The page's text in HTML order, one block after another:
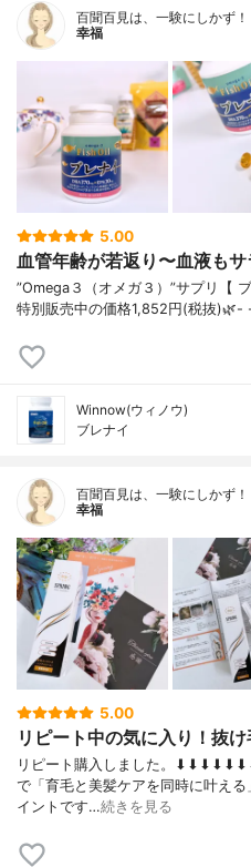
百聞百見は、一験にしかず！
幸福
5.00
血管年齢が若返り〜血液もサ
”Omega３（オメガ３）”サプリ【
特別販売中の価格1,852円(税抜
Winnow(ウィノウ)
ブレナイ
百聞百見は、一験にしかず！
幸福
5.00
リピート中の気に入り！抜
リピート購入しました。
で「育毛と美髪ケアを同時に叶え
イントです…続きを見る